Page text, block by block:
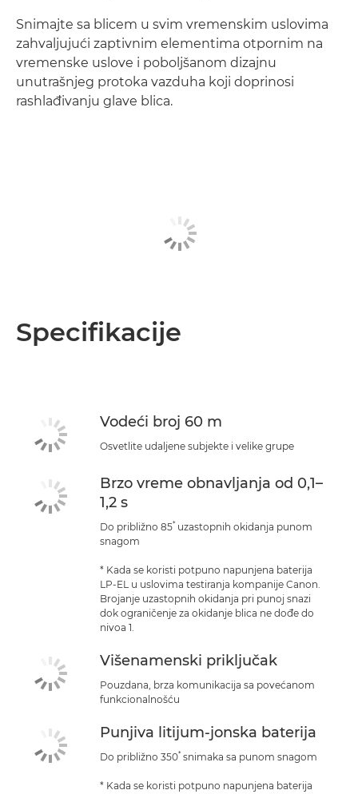
Snimajte sa blicem u svim vremenskim uslovima
zahvaljujući zaptivnim elementima otpornim na
vremenske uslove i poboljšanom dizajnu
unutrašnjeg protoka vazduha koji doprinosi
rashlađivanju glave blica.
Specifikacije
Vodeći broj 60 m
Osvetlite udaljene subjekte i velike grupe
Brzo vreme obnavljanja od 0,1–
1,2 s
Do približno 85* uzastopnih okidanja punom
snagom
* Kada se koristi potpuno napunjena baterija
LP-EL u uslovima testiranja kompanije Canon.
Brojanje uzastopnih okidanja pri punoj snazi
dok ograničenje za okidanje blica ne dođe do
nivoa 1.
Višenamenski priključak
Pouzdana, brza komunikacija sa povećanom
funkcionalnošću
Punjiva litijum-jonska baterija
Do približno 350* snimaka sa punom snagom
* Kada se koristi potpuno napunjena baterija